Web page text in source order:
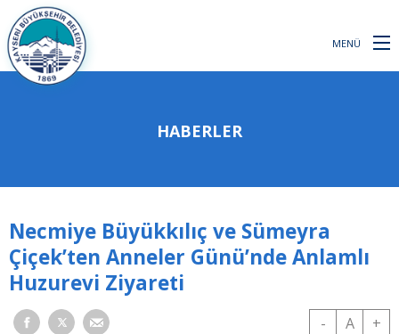
MENÜ
HABERLER
Necmiye Büyükkılıç ve Sümeyra
Çiçek’ten Anneler Günü’nde Anlamlı
Huzurevi Ziyareti
- A +